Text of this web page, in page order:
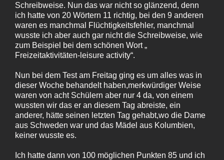
Schreibweise. Nun das war nicht so glänzend, denn
ich hatte von 20 Wörtern 11 richtig, bei den 9 anderen
waren es manchmal Flüchtigkeitsfehler, manchmal
wusste ich aber auch gar nicht die Schreibweise, wie
zum Beispiel bei dem schönen Wort „
Freizeitaktivitäten-leisure activity“.
Nun bei dem Test am Freitag ging es um alles was in
dieser Woche behandelt haben,merkwürdiger Weise
waren von acht Schülern aber nur 4 da, von einem
wussten wir das er an diesem Tag abreiste, ein
anderer, hätte seinen letzten Tag gehabt,wo die Dame
aus Schweden war und das Mädel aus Kolumbien,
keiner wusste es.
Ich hatte dann von 100 möglichen Punkten 85 und ich